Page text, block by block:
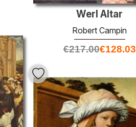
Werl Altar
Robert Campin
€217.00€128.03